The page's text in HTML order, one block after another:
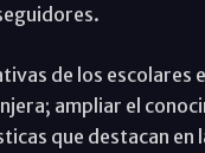
de los
ampliar el
que destacan